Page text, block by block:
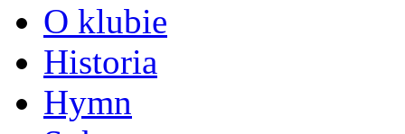
O klubie
Historia
Hymn